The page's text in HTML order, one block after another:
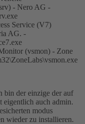
- Nero AG -
Service (V7)
AG. -
(vsmon) - Zone
bin der einzige der auf
eigentlich auch admin.
modus
wieder zu installieren.